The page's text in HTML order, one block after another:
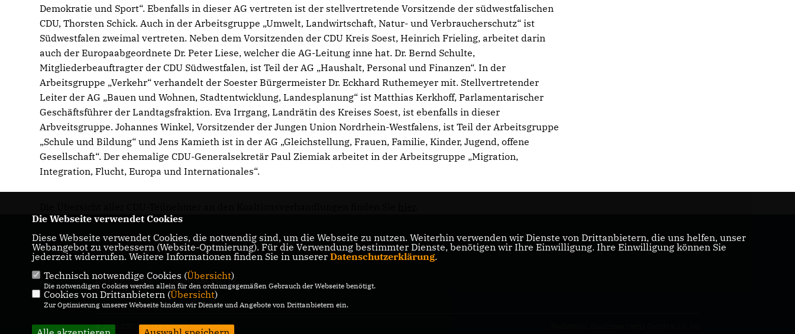
Demokratie und Sport“. Ebenfalls in dieser AG vertreten ist der stellvertretende Vorsitzende der südwestfalischen
CDU, Thorsten Schick. Auch in der Arbeitsgruppe „Umwelt, Landwirtschaft, Natur- und Verbraucherschutz“ ist
Südwestfalen zweimal vertreten. Neben dem Vorsitzenden der CDU Kreis Soest, Heinrich Frieling, arbeitet darin
auch der Europaabgeordnete Dr. Peter Liese, welcher die AG-Leitung inne hat. Dr. Bernd Schulte,
Mitgliederbeauftragter der CDU Südwestfalen, ist Teil der AG „Haushalt, Personal und Finanzen“. In der
Arbeitsgruppe „Verkehr“ verhandelt der Soester Bürgermeister Dr. Eckhard Ruthemeyer mit. Stellvertretender
Leiter der AG „Bauen und Wohnen, Stadtentwicklung, Landesplanung“ ist Matthias Kerkhoff, Parlamentarischer
Geschäftsführer der Landtagsfraktion. Eva Irrgang, Landrätin des Kreises Soest, ist ebenfalls in dieser
Arbveitsgruppe. Johannes Winkel, Vorsitzender der Jungen Union Nordrhein-Westfalens, ist Teil der Arbeitsgruppe
Schule und Bildung“ und Jens Kamieth ist in der AG „Gleichstellung, Frauen, Familie, Kinder, Jugend, offene
Gesellschaft“. Der ehemalige CDU-Generalsekretär Paul Ziemiak arbeitet in der Arbeitsgruppe „Migration,
Integration, Flucht, Europa und Internationales“.
Homepage des CDU Bezirksverbandes
Südwestfalen
IMPRESSUM
DATENSCHUTZ
KONTAKT
© 2026 CDU Bezirksverband Südwestfalen
Die Webseite verwendet Cookies
Diese Webseite verwendet Cookies, die notwendig sind, um die Webseite zu nutzen. Weiterhin verwenden wir Dienste von Drittanbietern, die uns helfen, unser
Webangebot zu verbessern (Website-Optmierung). Für die Verwendung bestimmter Dienste, benötigen wir Ihre Einwilligung. Ihre Einwilligung können Sie
jederzeit widerrufen. Weitere Informationen finden Sie in unserer Datenschutzerklärung.
Technisch notwendige Cookies (Übersicht)
Die notwendigen Cookies werden allein für den ordnungsgemäßen Gebrauch der Webseite benötigt.
Cookies von Drittanbietern (Übersicht)
Zur Optimierung unserer Webseite binden wir Dienste und Angebote von Drittanbietern ein.